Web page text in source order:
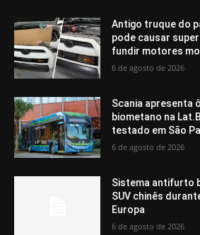
Antigo truque do
pode causar
fundir motores
6 de agosto de 2026
Scania apresenta
biometano na
testado em São
6 de agosto de 2026
Sistema antifurto
SUV chinês
Europa
6 de agosto de 2026